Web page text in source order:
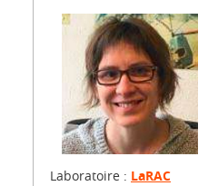
Laboratoire : LaRAC